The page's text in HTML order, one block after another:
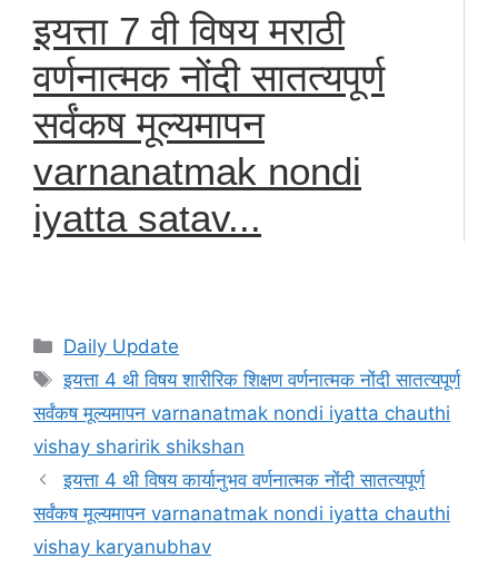
इयत्ता 7 वी विषय मराठी
वर्णनात्मक नोंदी सातत्यपूर्ण
सर्वंकष मूल्यमापन
varnanatmak nondi
iyatta satav...
Categories
Daily Update
Tags
इयत्ता 4 थी विषय शारीरिक शिक्षण वर्णनात्मक नोंदी सातत्यपूर्ण
सर्वंकष मूल्यमापन varnanatmak nondi iyatta chauthi
vishay sharirik shikshan
इयत्ता 4 थी विषय कार्यानुभव वर्णनात्मक नोंदी सातत्यपूर्ण
सर्वंकष मूल्यमापन varnanatmak nondi iyatta chauthi
vishay karyanubhav